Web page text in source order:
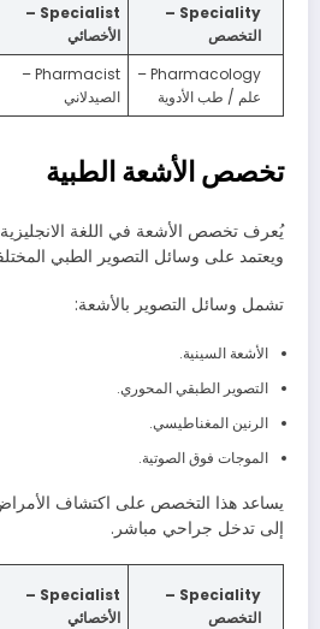
Speciality –
التخصص
Specialist –
الأخصائي
Pharmacology –
علم / طب الأدوية
Pharmacist –
الصيدلاني
تخصص الأشعة الطبية
ويعتمد على وسائل التصوير الطبي
تشمل وسائل التصوير بالأشعة:
الأشعة السينية.
التصوير الطبقي المحوري.
الرنين المغناطيسي.
الموجات فوق الصوتية.
يساعد هذا التخصص على اكتشاف
إلى تدخل جراحي مباشر.
Speciality –
التخصص
Specialist –
الأخصائي